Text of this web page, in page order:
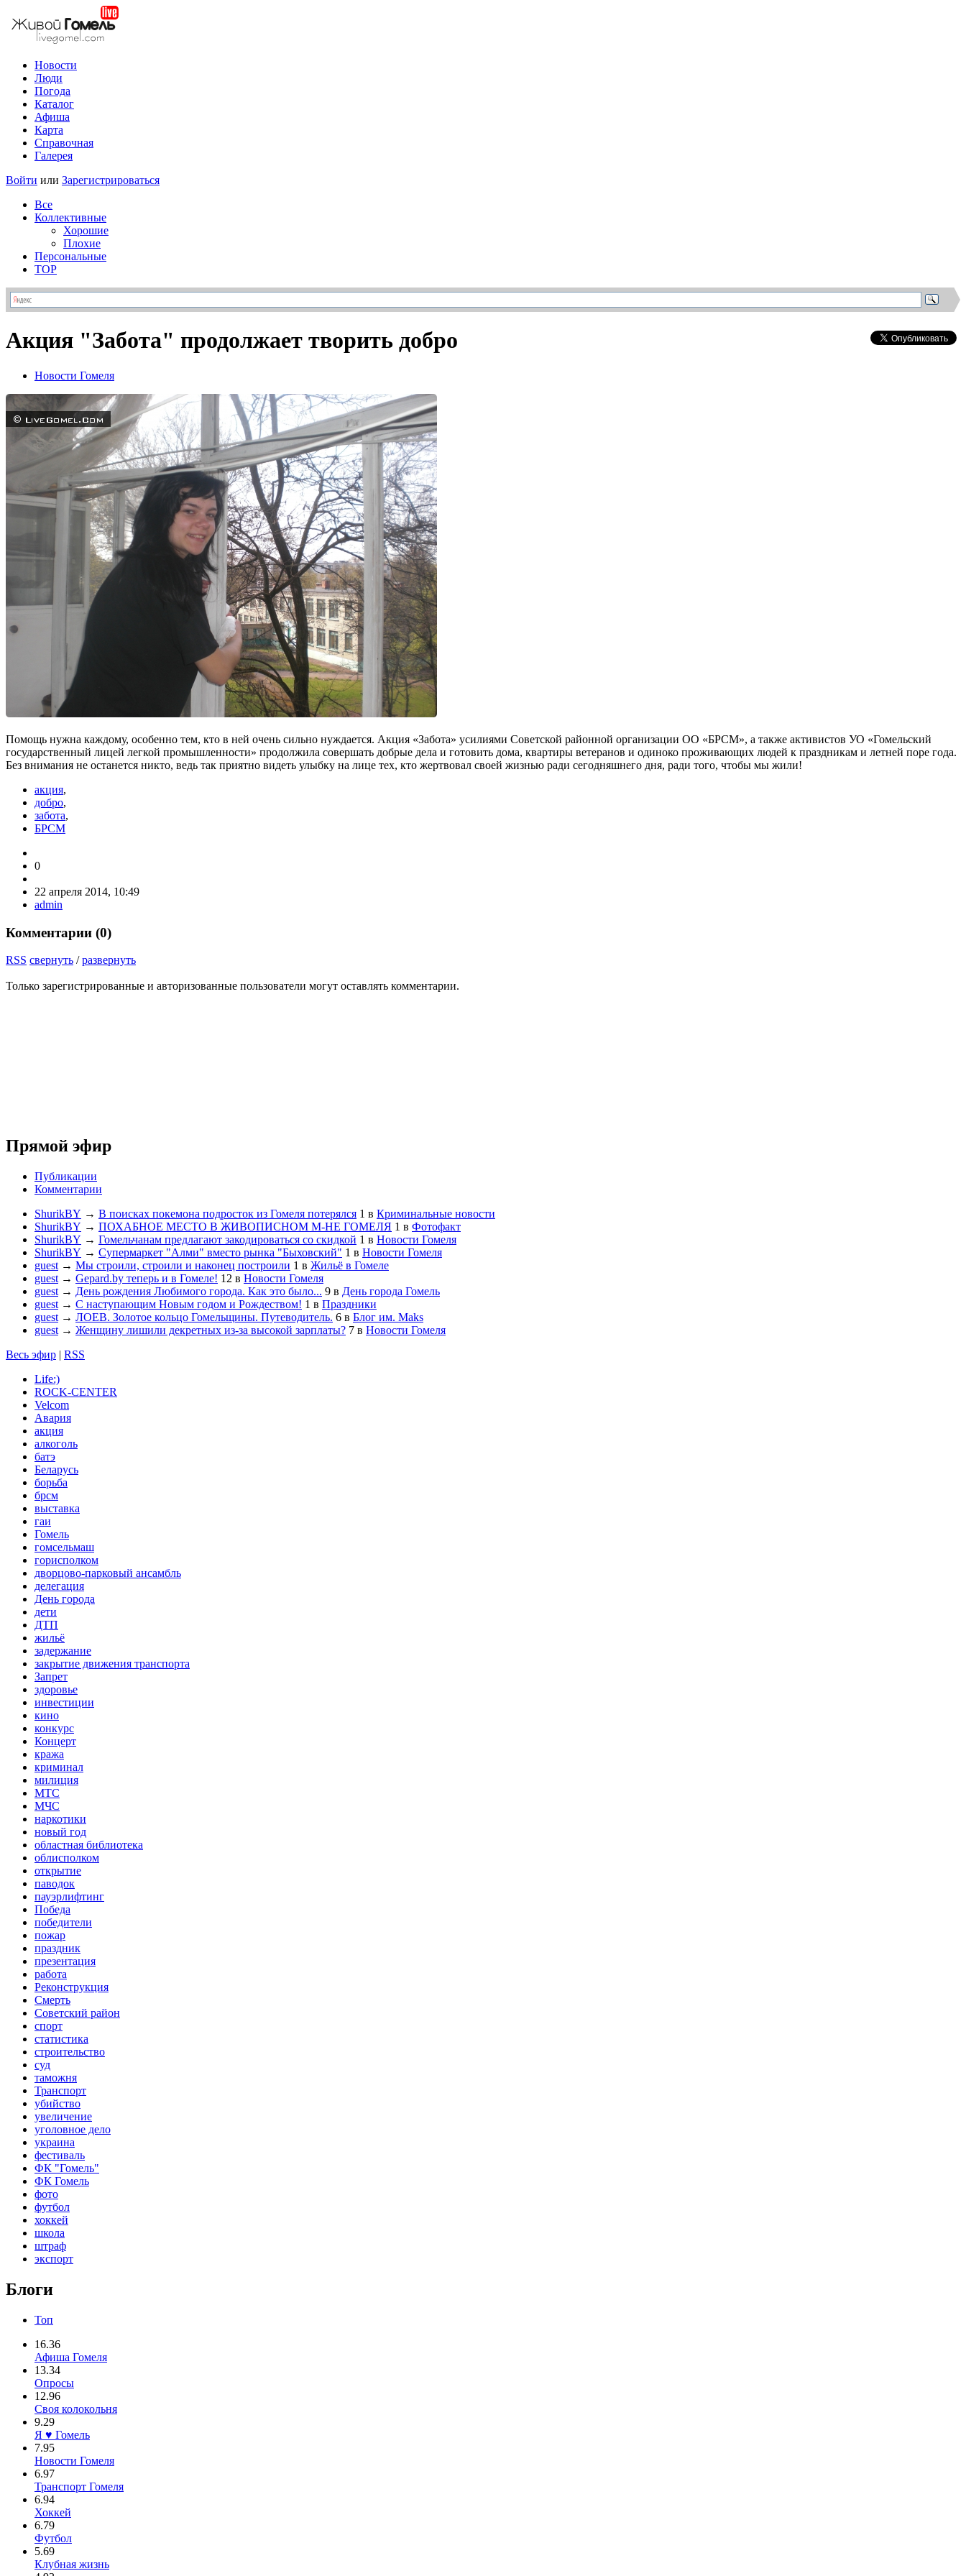
Новости
Люди
Погода
Каталог
Афиша
Карта
Справочная
Галерея
Войти или Зарегистрироваться
Все
Коллективные
Хорошие
Плохие
Персональные
TOP
Акция "Забота" продолжает творить добро
Новости Гомеля
Помощь нужна каждому, особенно тем, кто в ней очень сильно нуждается. Акция «Забота» усилиями Советской районной организации ОО «БРСМ», а также активистов УО «Гомельский
государственный лицей легкой промышленности» продолжила совершать добрые дела и готовить дома, квартиры ветеранов и одиноко проживающих людей к праздникам и летней поре года.
Без внимания не останется никто, ведь так приятно видеть улыбку на лице тех, кто жертвовал своей жизнью ради сегодняшнего дня, ради того, чтобы мы жили!
акция,
добро,
забота,
БРСМ
0
22 апреля 2014, 10:49
admin
Комментарии (0)
RSS свернуть /развернуть
Только зарегистрированные и авторизованные пользователи могут оставлять комментарии.
Прямой эфир
Публикации
Комментарии
ShurikBY → В поисках покемона подросток из Гомеля потерялся 1 в Криминальные новости
ShurikBY → ПОХАБНОЕ МЕСТО В ЖИВОПИСНОМ М-НЕ ГОМЕЛЯ 1 в Фотофакт
ShurikBY → Гомельчанам предлагают закодироваться со скидкой 1 в Новости Гомеля
ShurikBY → Супермаркет "Алми" вместо рынка "Быховский" 1 в Новости Гомеля
guest → Мы строили, строили и наконец построили 1 в Жильё в Гомеле
guest → Gepard.by теперь и в Гомеле! 12 в Новости Гомеля
guest → День рождения Любимого города. Как это было... 9 в День города Гомель
guest → С наступающим Новым годом и Рождеством! 1 в Праздники
guest → ЛОЕВ. Золотое кольцо Гомельщины. Путеводитель. 6 в Блог им. Maks
guest → Женщину лишили декретных из-за высокой зарплаты? 7 в Новости Гомеля
Весь эфир | RSS
Life:)
ROCK-CENTER
Velcom
Авария
акция
алкоголь
батэ
Беларусь
борьба
брсм
выставка
гаи
Гомель
гомсельмаш
горисполком
дворцово-парковый ансамбль
делегация
День города
дети
ДТП
жильё
задержание
закрытие движения транспорта
Запрет
здоровье
инвестиции
кино
конкурс
Концерт
кража
криминал
милиция
МТС
МЧС
наркотики
новый год
областная библиотека
облисполком
открытие
паводок
пауэрлифтинг
Победа
победители
пожар
праздник
презентация
работа
Реконструкция
Смерть
Советский район
спорт
статистика
строительство
суд
таможня
Транспорт
убийство
увеличение
уголовное дело
украина
фестиваль
ФК "Гомель"
ФК Гомель
фото
футбол
хоккей
школа
штраф
экспорт
Блоги
Топ
16.36
Афиша Гомеля
13.34
Опросы
12.96
Своя колокольня
9.29
Я ♥ Гомель
7.95
Новости Гомеля
6.97
Транспорт Гомеля
6.94
Хоккей
6.79
Футбол
5.69
Клубная жизнь